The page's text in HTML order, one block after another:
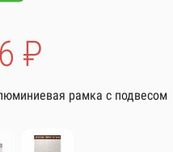
₽
рамка с подвесом